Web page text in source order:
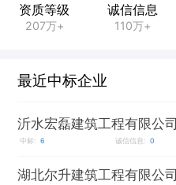
资质等级
207万+
诚信信息
110万+
最近中标企业
沂水宏磊建筑工程有限公司
中标: 6 诚信信息: 0
湖北尔升建筑工程有限公司